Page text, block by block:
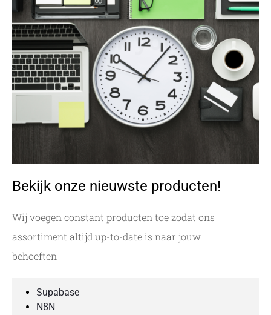
Bekijk onze nieuwste producten!
Wij voegen constant producten toe zodat ons
assortiment altijd up-to-date is naar jouw
behoeften
Supabase
N8N